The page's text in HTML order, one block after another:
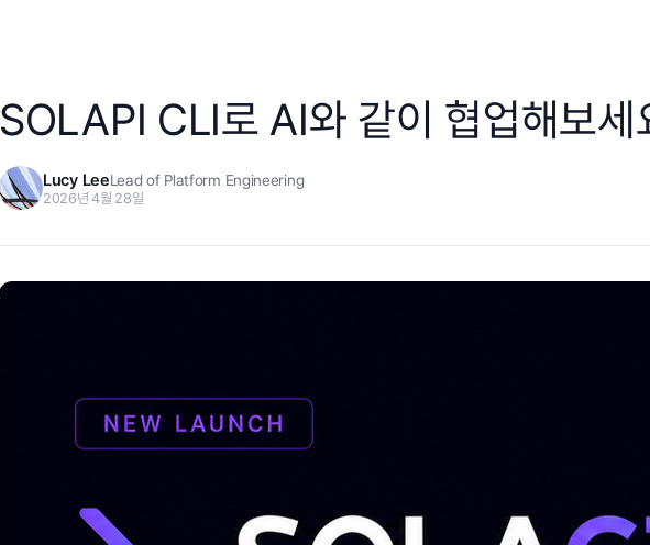
SOLAPI CLI로 AI와 같이 협업해보세
Lucy LeeLead of Platform Engineering
2026년 4월 28일